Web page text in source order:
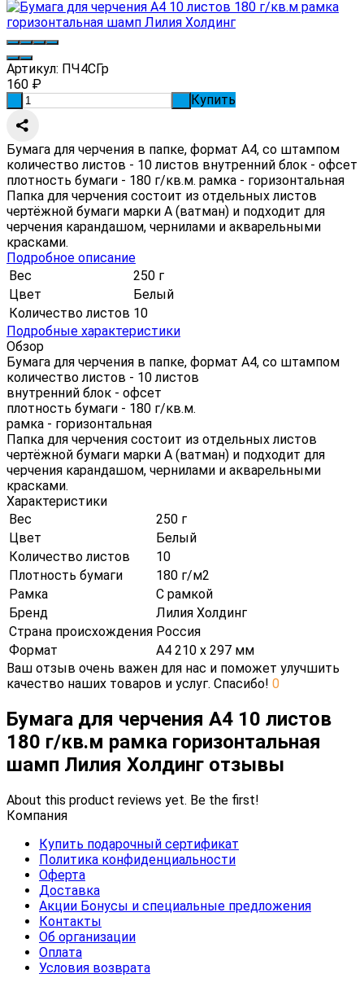
Артикул: ПЧ4СГр
160 ₽
Купить
Бумага для черчения в папке, формат А4, со штампом
количество листов - 10 листов внутренний блок - офсет
плотность бумаги - 180 г/кв.м. рамка - горизонтальная
Папка для черчения состоит из отдельных листов
чертёжной бумаги марки А (ватман) и подходит для
черчения карандашом, чернилами и акварельными
красками.
Подробное описание
Вес
250 г
Цвет
Белый
Количество листов 10
Подробные характеристики
Обзор
Бумага для черчения в папке, формат А4, со штампом
количество листов - 10 листов
внутренний блок - офсет
плотность бумаги - 180 г/кв.м.
рамка - горизонтальная
Папка для черчения состоит из отдельных листов
чертёжной бумаги марки А (ватман) и подходит для
черчения карандашом, чернилами и акварельными
красками.
Характеристики
Вес
250 г
Цвет
Белый
Количество листов
10
Плотность бумаги
180 г/м2
Рамка
С рамкой
Бренд
Лилия Холдинг
Страна происхождения Россия
Формат
А4 210 х 297 мм
Ваш отзыв очень важен для нас и поможет улучшить
качество наших товаров и услуг. Спасибо! 0
Бумага для черчения А4 10 листов
180 г/кв.м рамка горизонтальная
шамп Лилия Холдинг отзывы
About this product reviews yet. Be the first!
Компания
Купить подарочный сертификат
Политика конфиденциальности
Оферта
Доставка
Акции Бонусы и специальные предложения
Контакты
Об организации
Оплата
Условия возврата